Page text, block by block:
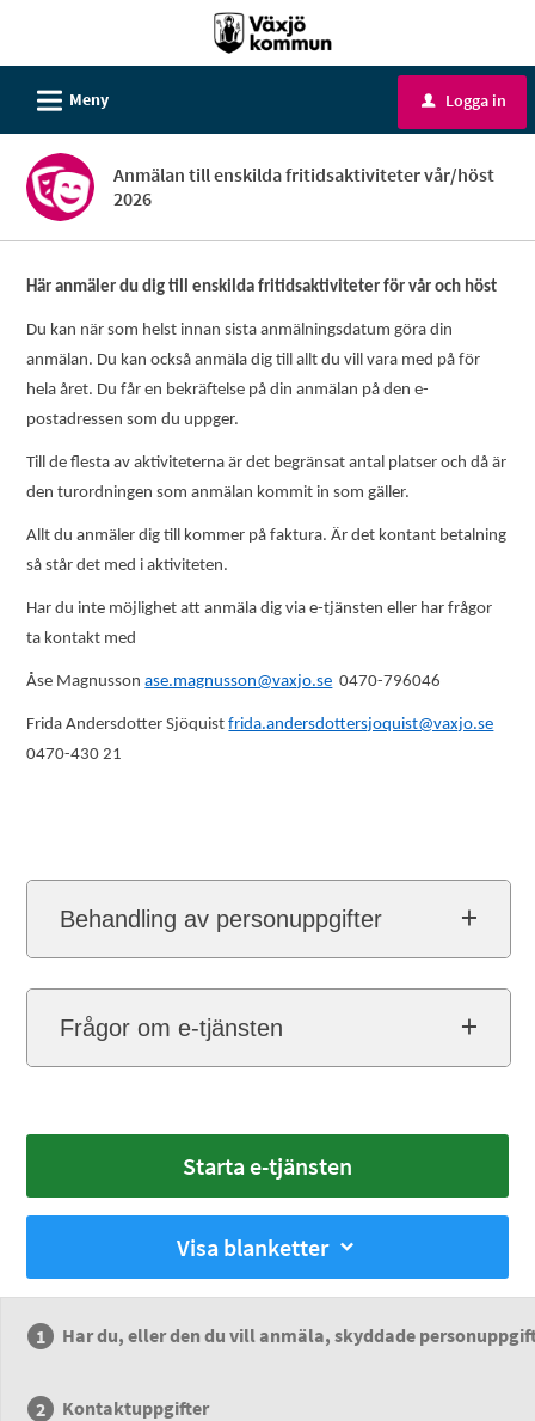
tjänster
Växjö
kommun
L Meny u Logga in
Anmälan till enskilda fritidsaktiviteter vår/höst
2026
Här anmäler du dig till enskilda fritidsaktiviteter för vår och höst
Du kan när som helst innan sista anmälningsdatum göra din
anmälan. Du kan också anmäla dig till allt du vill vara med på för
hela året. Du får en bekräftelse på din anmälan på den e-
postadressen som du uppger.
Till de flesta av aktiviteterna är det begränsat antal platser och då är
den turordningen som anmälan kommit in som gäller.
Allt du anmäler dig till kommer på faktura. Är det kontant betalning
så står det med i aktiviteten.
Har du inte möjlighet att anmäla dig via e-tjänsten eller har frågor
ta kontakt med
Åse Magnussonase.magnusson@vaxjo.se 0470-796046
Frida Andersdotter Sjöquistfrida.andersdottersjoquist@vaxjo.se
0470-430 21
Behandling av personuppgifter
Frågor om e-tjänsten
Starta e-tjänsten
Visa blanketter
Har du, eller den du vill anmäla, skyddade
Kontaktuppgifter